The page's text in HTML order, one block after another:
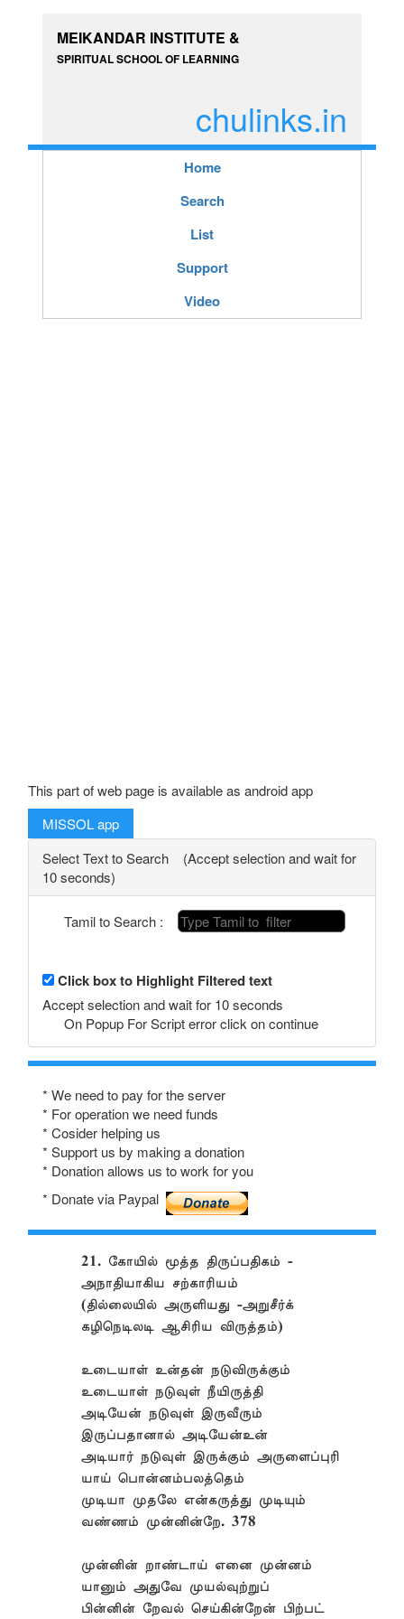
MEIKANDAR INSTITUTE &
SPIRITUAL SCHOOL OF LEARNING
chulinks.in
Home
Search
List
Support
Video
This part of web page is available as android app
MISSOL app
Select Text to Search (Accept selection and wait for
10 seconds)
Tamil to Search :
Click box to Highlight Filtered text
Accept selection and wait for 10 seconds
On Popup For Script error click on continue
* We need to pay for the server
* For operation we need funds
* Cosider helping us
* Support us by making a donation
* Donation allows us to work for you
* Donate via Paypal
21. கோயில் மூத்த திருப்பதிகம் -
அநாதியாகிய சற்காரியம்
(தில்லையில் அருளியது -அறுசீர்க்
கழிநெடிலடி ஆசிரிய விருத்தம்)
உடையாள் உன்தன் நடுவிருக்கும்
உடையாள் நடுவுள் நீயிருத்தி
அடியேன் நடுவுள் இருவீரும்
இருப்பதானால் அடியேன்உன்
அடியார் நடுவுள் இருக்கும் அருளைப்புரி
யாய் பொன்னம்பலத்தெம்
முடியா முதலே என்கருத்து முடியும்
வண்ணம் முன்னின்றே. 378
முன்னின் றாண்டாய் எனை முன்னம்
யானும் அதுவே முயல்வுற்றுப்
பின்னின் றேவல் செய்கின்றேன் பிற்பட்